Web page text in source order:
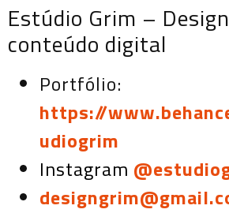
Estúdio Grim –
conteúdo digital
Portfólio:
https://
udiogrim
Instagram